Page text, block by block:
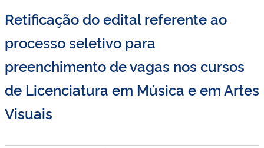
Retificação do edital referente ao
processo seletivo para
preenchimento de vagas nos cursos
de Licenciatura em Música e em Artes
Visuais